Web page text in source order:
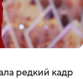
редкий кадр